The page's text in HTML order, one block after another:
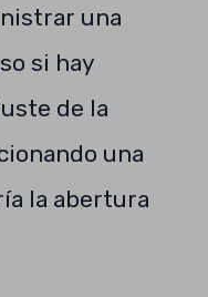
una
si hay
de la
una
la abertura